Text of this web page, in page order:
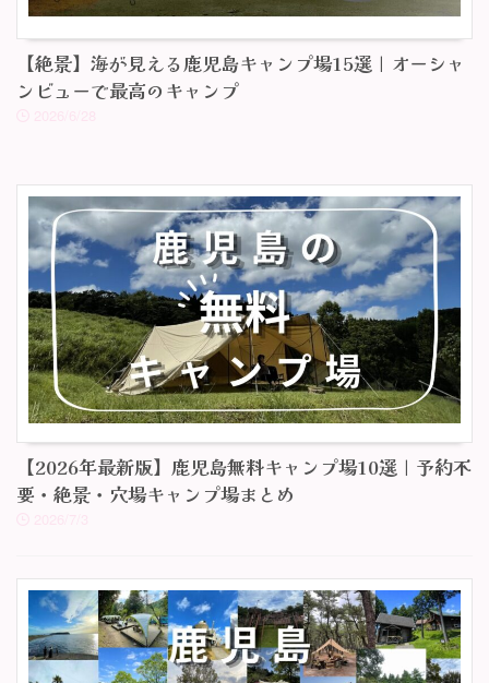
【絶景】海が見える鹿児島キャンプ場15選｜オーシャ
ンビューで最高のキャンプ
【2026年最新版】鹿児島無料キャンプ場10選｜予約不
要・絶景・穴場キャンプ場まとめ